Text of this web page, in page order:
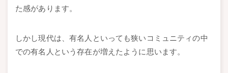
た感があります。
しかし現代は、有名人といっても狭いコミュニティの中
での有名人という存在が増えたように思います。